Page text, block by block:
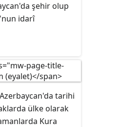
şehir olup
idarî
tarihi
ülke olarak
Kura